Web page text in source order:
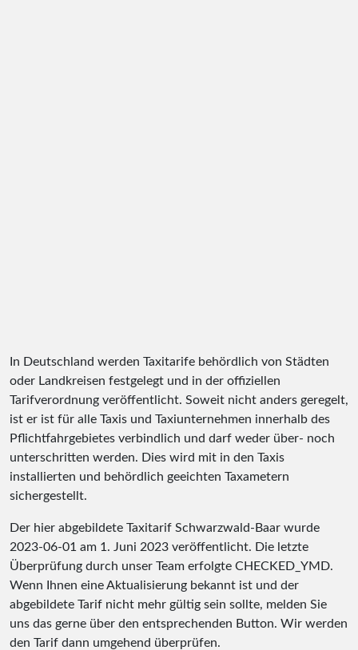
In Deutschland werden Taxitarife behördlich von Städten
oder Landkreisen festgelegt und in der offiziellen
Tarifverordnung veröffentlicht. Soweit nicht anders geregelt,
ist er ist für alle Taxis und Taxiunternehmen innerhalb des
Pflichtfahrgebietes verbindlich und darf weder über- noch
unterschritten werden. Dies wird mit in den Taxis
installierten und behördlich geeichten Taxametern
sichergestellt.
Der hier abgebildete Taxitarif Schwarzwald-Baar wurde
2023-06-01 am 1. Juni 2023 veröffentlicht. Die letzte
Überprüfung durch unser Team erfolgte CHECKED_YMD.
Wenn Ihnen eine Aktualisierung bekannt ist und der
abgebildete Tarif nicht mehr gültig sein sollte, melden Sie
uns das gerne über den entsprechenden Button. Wir werden
den Tarif dann umgehend überprüfen.